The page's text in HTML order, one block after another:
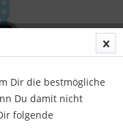
Dir die bestmögliche
Du damit nicht
folgende